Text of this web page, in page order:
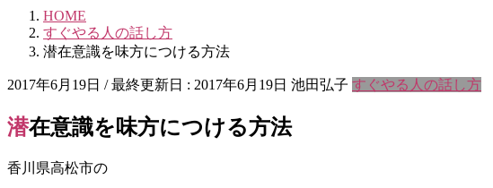
HOME
すぐやる人の話し方
潜在意識を味方につける方法
2017年6月19日 / 最終更新日 : 2017年6月19日 池田弘子 すぐやる人の話し方
潜在意識を味方につける方法
香川県高松市の